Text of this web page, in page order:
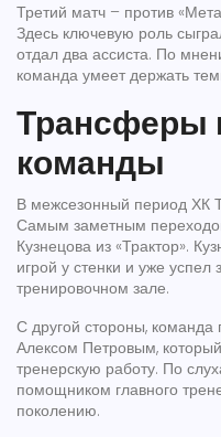
Третий матч – против
Здесь ключевую роль
отдал два ассиста. По
команда умеет держать
Трансферы
команды
В межсезонный период ХК
Самым заметным
Кузнецова из «Трактор».
игрой у стенки и уже успел
тренировочном зале.
С другой стороны,
Алексом Петровым,
тренерскую работу. По
помощником главного
поколению.